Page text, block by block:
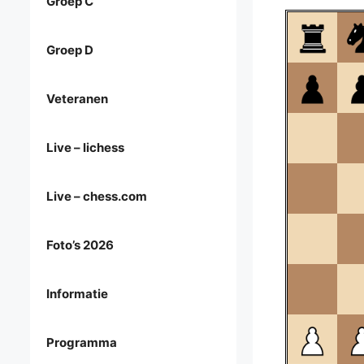
Groep D
Veteranen
Live – lichess
Live – chess.com
Foto’s 2026
Informatie
Programma